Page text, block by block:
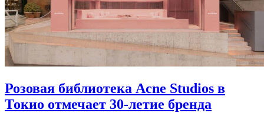
Розовая библиотека Acne Studios в
Токио отмечает 30-летие бренда